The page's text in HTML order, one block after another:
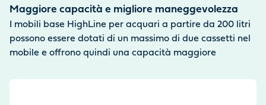
Maggiore capacità e migliore maneggevolezza
I mobili base HighLine per acquari a partire da 200 litri
possono essere dotati di un massimo di due cassetti nel
mobile e offrono quindi una capacità maggiore